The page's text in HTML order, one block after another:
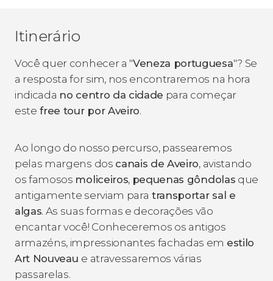
Itinerário
Você quer conhecer a "Veneza portuguesa"? Se
a resposta for sim, nos encontraremos na hora
indicada no centro da cidade para começar
este free tour por Aveiro.
Ao longo do nosso percurso, passearemos
pelas margens dos canais de Aveiro, avistando
os famosos moliceiros, pequenas gôndolas que
antigamente serviam para transportar sal e
algas. As suas formas e decorações vão
encantar você! Conheceremos os antigos
armazéns, impressionantes fachadas em estilo
Art Nouveau e atravessaremos várias
passarelas.